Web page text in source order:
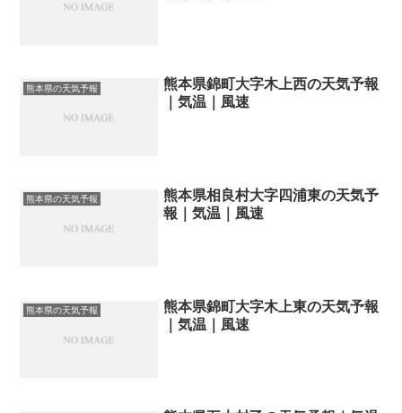
熊本県の天気予報
熊本県錦町大字木上西の天気予報
｜気温｜風速
熊本県の天気予報
熊本県相良村大字四浦東の天気予
報｜気温｜風速
熊本県の天気予報
熊本県錦町大字木上東の天気予報
｜気温｜風速